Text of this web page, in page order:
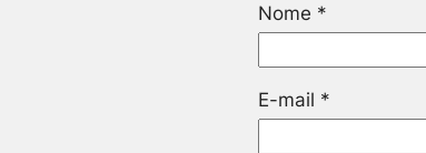
Nome *
E-mail *